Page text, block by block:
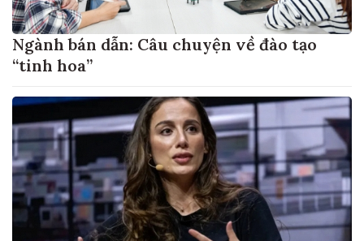
Ngành bán dẫn: Câu chuyện về đào tạo
“tinh hoa”